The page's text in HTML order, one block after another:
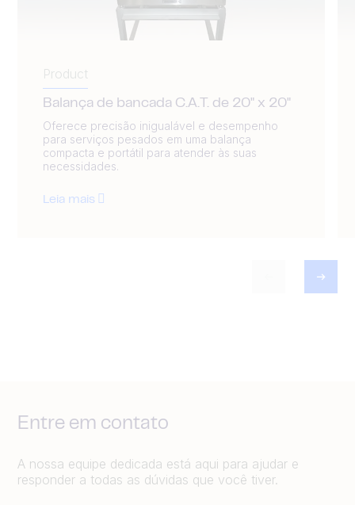
Product
Balança de bancada C.A.T. de 20" x 20"
Oferece precisão inigualável e desempenho
para serviços pesados em uma balança
compacta e portátil para atender às suas
necessidades.
Leia mais
Entre em contato
A nossa equipe dedicada está aqui para ajudar e
responder a todas as dúvidas que você tiver.